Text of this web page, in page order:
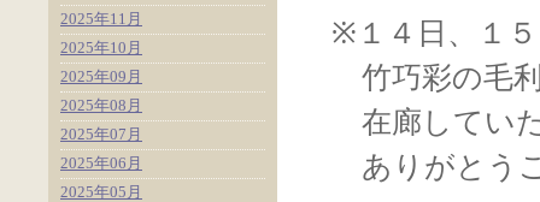
※１４日、１
竹巧彩の毛
在廊してい
ありがとう
2025年11月
2025年10月
2025年09月
2025年08月
2025年07月
2025年06月
2025年05月